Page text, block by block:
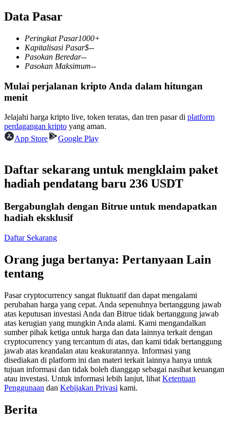
TradFi
Derivatif saham, forex, logam mulia, dan komoditas
USDC Berjangka
Copy Trading
Bergabunglah dengan pedagang top
Menjadi Pedagang Salinan
Data Pasar
Peringkat Pasar1000+
Kapitalisasi Pasar$--
Pasokan Beredar--
Pasokan Maksimum--
Mulai perjalanan kripto Anda dalam hitungan
menit
Jelajahi harga kripto live, token teratas, dan tren pasar di platform
perdagangan kripto yang aman.
App Store
Google Play
Daftar sekarang untuk mengklaim paket
hadiah pendatang baru 236 USDT
Bergabunglah dengan Bitrue untuk mendapatkan
hadiah eksklusif
Daftar Sekarang
Orang juga bertanya: Pertanyaan Lain
tentang
Pasar cryptocurrency sangat fluktuatif dan dapat mengalami
perubahan harga yang cepat. Anda sepenuhnya bertanggung jawab
atas keputusan investasi Anda dan Bitrue tidak bertanggung jawab
atas kerugian yang mungkin Anda alami. Kami mengandalkan
sumber pihak ketiga untuk harga dan data lainnya terkait dengan
cryptocurrency yang tercantum di atas, dan kami tidak bertanggung
jawab atas keandalan atau keakuratannya. Informasi yang
disediakan di platform ini dan materi terkait lainnya hanya untuk
tujuan informasi dan tidak boleh dianggap sebagai nasihat keuangan
atau investasi. Untuk informasi lebih lanjut, lihat Ketentuan
Penggunaan dan Kebijakan Privasi kami.
Berita